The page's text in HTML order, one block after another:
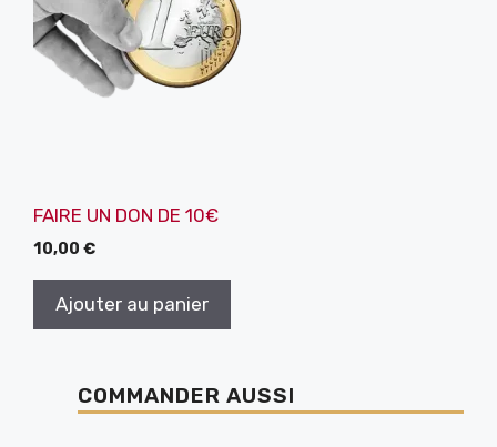
FAIRE UN DON DE 10€
10,00 €
Ajouter au panier
COMMANDER AUSSI